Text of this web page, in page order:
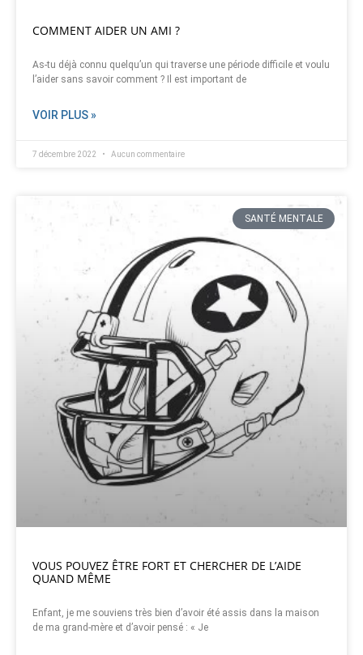
COMMENT AIDER UN AMI ?
As-tu déjà connu quelqu’un qui traverse une période difficile et voulu
l’aider sans savoir comment ? Il est important de
VOIR PLUS »
7 décembre 2022 Aucun commentaire
SANTÉ MENTALE
VOUS POUVEZ ÊTRE FORT ET CHERCHER DE L’AIDE
QUAND MÊME
Enfant, je me souviens très bien d’avoir été assis dans la maison
de ma grand-mère et d’avoir pensé : « Je